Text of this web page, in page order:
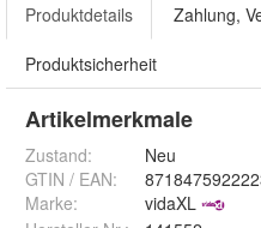
Produktdetails Zahlung,
Produktsicherheit
Artikelmerkmale
Zustand:
Neu
GTIN / EAN:
Marke:
vidaXL